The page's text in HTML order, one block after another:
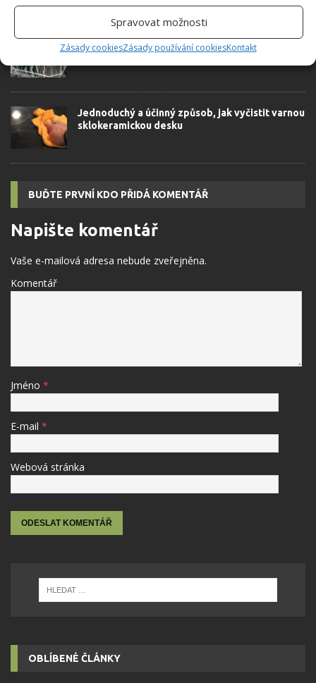
Spravovat možnosti
Zásady cookiesZásady používání cookiesKontakt
Díky tomuto lidovému triku se myčka na nádobí
vyčistí doslova sama do několika minut
Jednoduchý a účinný způsob, jak vyčistit varnou
sklokeramickou desku
BUĎTE PRVNÍ KDO PŘIDÁ KOMENTÁŘ
Napište komentář
Vaše e-mailová adresa nebude zveřejněna.
Komentář
Jméno *
E-mail *
Webová stránka
OBLÍBENÉ ČLÁNKY